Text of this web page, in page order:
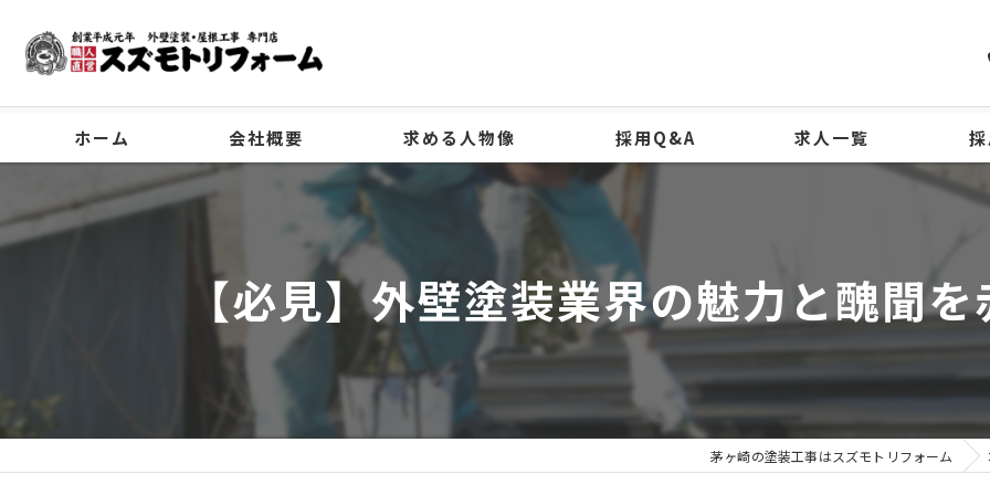
ホーム 会社概要
事業案内
求める人物像 採用Q&A 求人一覧
【必見】外壁塗装業界の魅力と醜聞
茅ヶ崎の塗装工事はスズモトリフォーム